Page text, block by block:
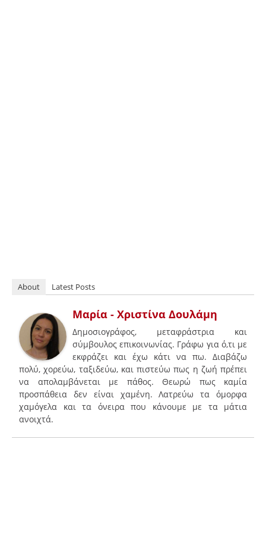
About Latest Posts
Μαρία - Χριστίνα Δουλάμη
Δημοσιογράφος, μεταφράστρια και
σύμβουλος επικοινωνίας. Γράφω για ό,τι με
εκφράζει και έχω κάτι να πω. Διαβάζω
πολύ, χορεύω, ταξιδεύω, και πιστεύω πως η ζωή πρέπει
να απολαμβάνεται με πάθος. Θεωρώ πως καμία
προσπάθεια δεν είναι χαμένη. Λατρεύω τα όμορφα
χαμόγελα και τα όνειρα που κάνουμε με τα μάτια
ανοιχτά.